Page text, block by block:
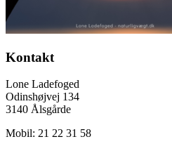
Kontakt
Lone Ladefoged
Odinshøjvej 134
3140 Ålsgårde
Mobil: 21 22 31 58